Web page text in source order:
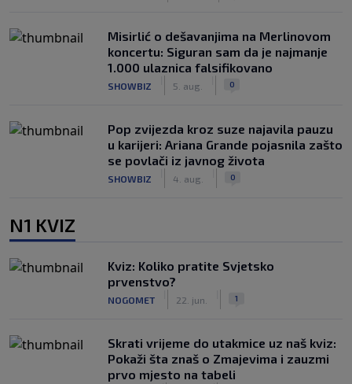
Misirlić o dešavanjima na Merlinovom
koncertu: Siguran sam da je najmanje
1.000 ulaznica falsifikovano
SHOWBIZ 5. aug. 0
Pop zvijezda kroz suze najavila pauzu
u karijeri: Ariana Grande pojasnila zašto
se povlači iz javnog života
SHOWBIZ 4. aug. 0
N1 KVIZ
Kviz: Koliko pratite Svjetsko
prvenstvo?
NOGOMET 22. jun. 1
Skrati vrijeme do utakmice uz naš kviz:
Pokaži šta znaš o Zmajevima i zauzmi
prvo mjesto na tabeli